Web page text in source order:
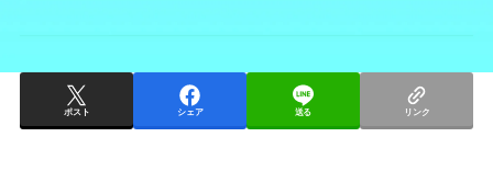
ポスト シェア 送る リンク